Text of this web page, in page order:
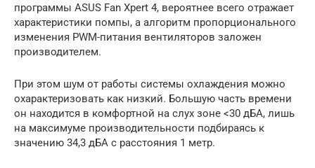
программы ASUS Fan Xpert 4, вероятнее всего отражает
характеристики помпы, а алгоритм пропорционального
изменения PWM-питания вентиляторов заложен
производителем.
При этом шум от работы системы охлаждения можно
охарактеризовать как низкий. Большую часть времени
он находится в комфортной на слух зоне <30 дБА, лишь
на максимуме производительности подбираясь к
значению 34,3 дБА с расстояния 1 метр.